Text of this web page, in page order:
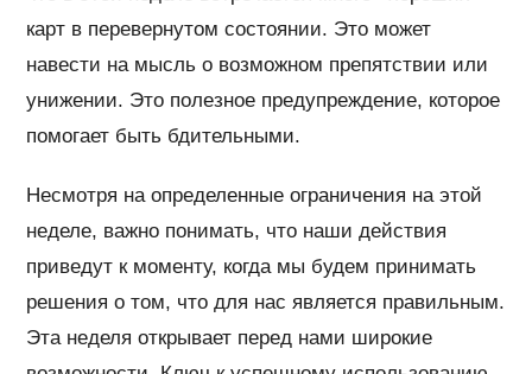
карт в перевернутом состоянии. Это может
навести на мысль о возможном препятствии или
унижении. Это полезное предупреждение, которое
помогает быть бдительными.
Несмотря на определенные ограничения на этой
неделе, важно понимать, что наши действия
приведут к моменту, когда мы будем принимать
решения о том, что для нас является правильным.
Эта неделя открывает перед нами широкие